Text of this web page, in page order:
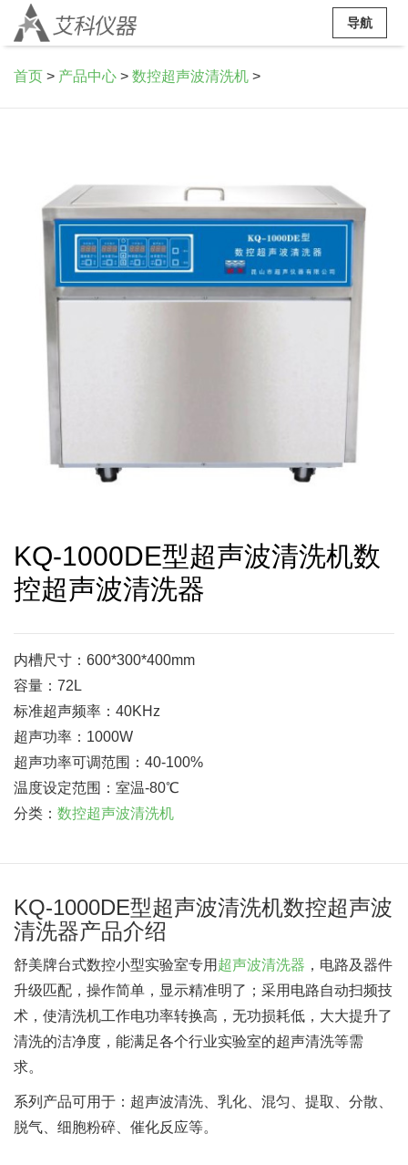
导航
首页 > 产品中心 > 数控超声波清洗机 >
KQ-1000DE型超声波清洗机数
控超声波清洗器
内槽尺寸：600*300*400mm
容量：72L
标准超声频率：40KHz
超声功率：1000W
超声功率可调范围：40-100%
温度设定范围：室温-80℃
分类： 数控超声波清洗机
KQ-1000DE型超声波清洗机数控超声波
清洗器产品介绍
舒美牌台式数控小型实验室专用 超声波清洗器 ，电路及器件
升级匹配，操作简单，显示精准明了；采用电路自动扫频技
术，使清洗机工作电功率转换高，无功损耗低，大大提升了
清洗的洁净度，能满足各个行业实验室的超声清洗等需
求。
系列产品可用于：超声波清洗、乳化、混匀、提取、分散、
脱气、细胞粉碎、催化反应等。